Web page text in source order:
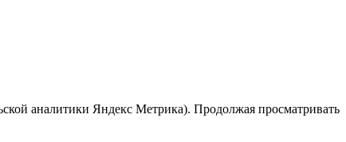
аналитики Яндекс Метрика). Продолжая просматривать